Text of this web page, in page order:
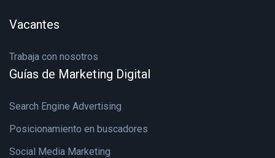
Vacantes
Trabaja con nosotros
Guías de Marketing Digital
Search Engine Advertising
Posicionamiento en buscadores
Social Media Marketing